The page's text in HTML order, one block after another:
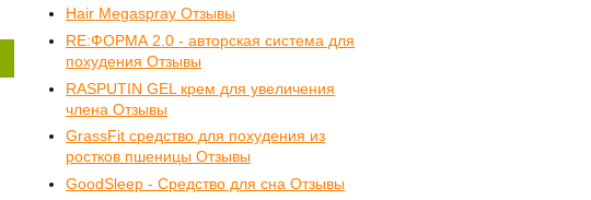
Hair Megaspray Отзывы
RE:ФОРМА 2.0 - авторская система для
похудения Отзывы
RASPUTIN GEL крем для увеличения
члена Отзывы
GrassFit средство для похудения из
ростков пшеницы Отзывы
GoodSleep - Средство для сна Отзывы